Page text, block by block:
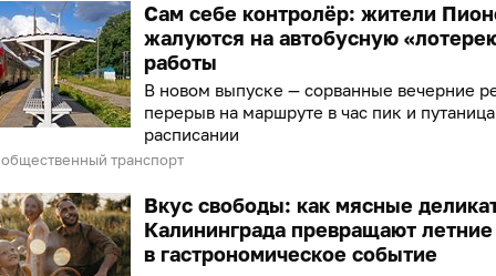
Сам себе контролёр: жители
жалуются на автобусную
работы
В новом выпуске — сорванные вечерние
перерыв на маршруте в час пик и
расписании
общественный транспорт
Вкус свободы: как мясные
Калининграда превращают летние
в гастрономическое событие